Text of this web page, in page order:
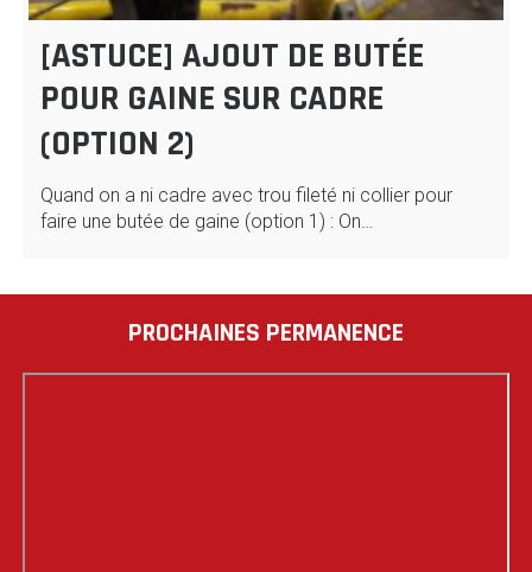
[ASTUCE] AJOUT DE BUTÉE
POUR GAINE SUR CADRE
(OPTION 2)
Quand on a ni cadre avec trou fileté ni collier pour
faire une butée de gaine (option 1) : On…
PROCHAINES PERMANENCE